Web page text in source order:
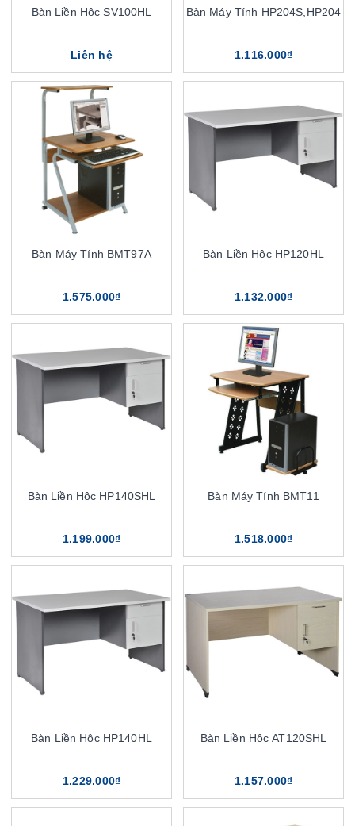
Bàn Liền Hộc SV100HL
Liên hệ
Bàn Máy Tính HP204S,HP204
1.116.000₫
Bàn Máy Tính BMT97A
1.575.000₫
Bàn Liền Hộc HP120HL
1.132.000₫
Bàn Liền Hộc HP140SHL
1.199.000₫
Bàn Máy Tính BMT11
1.518.000₫
Bàn Liền Hộc HP140HL
1.229.000₫
Bàn Liền Hộc AT120SHL
1.157.000₫